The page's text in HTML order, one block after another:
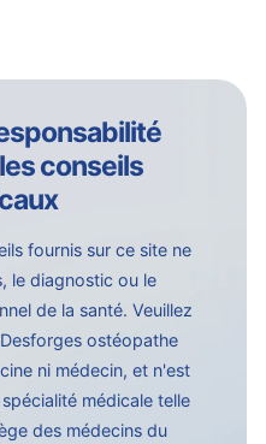
conseils
fournis sur ce site ne
le diagnostic ou le
de la santé. Veuillez
ostéopathe
ni médecin, et n'est
médicale telle
des médecins du